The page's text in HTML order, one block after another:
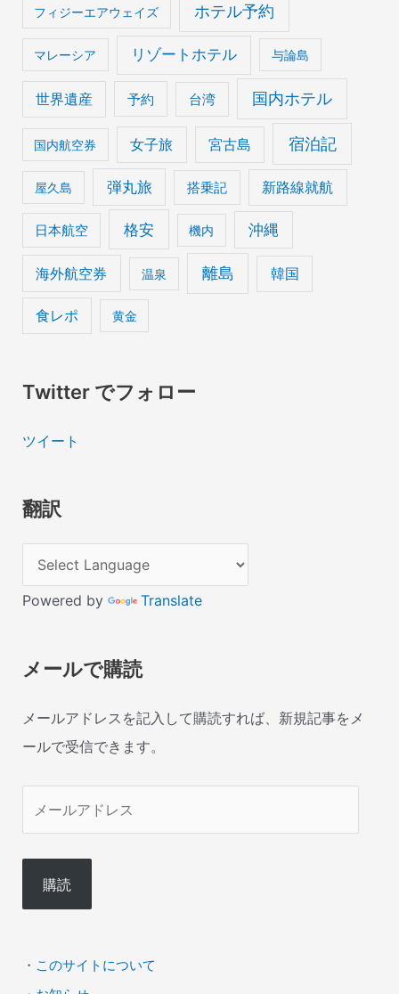
フィジーエアウェイズ ホテル予約
マレーシア リゾートホテル 与論島
世界遺産 予約 台湾 国内ホテル
国内航空券 女子旅 宮古島 宿泊記
屋久島 弾丸旅 搭乗記 新路線就航
日本航空 格安 機内 沖縄
海外航空券 温泉 離島 韓国
食レポ 黄金
Twitter でフォロー
ツイート
翻訳
Powered by Translate
メールで購読
メールアドレスを記入して購読すれば、新規記事をメ
ールで受信できます。
ル
ド
ス
購読
・ このサイトについて